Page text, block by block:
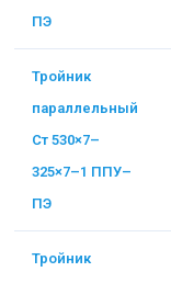
ПЭ
Тройник
параллельный
Ст 530×7–
325×7–1 ППУ–
ПЭ
Тройник